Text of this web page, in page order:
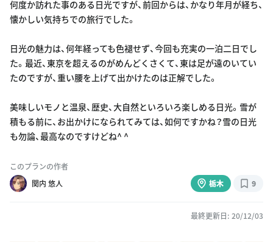
何度か訪れた事のある日光ですが、前回からは、かなり年月が経ち、
懐かしい気持ちでの旅行でした。
日光の魅力は、何年経っても色褪せず、今回も充実の一泊二日でし
た。最近、東京を超えるのがめんどくさくて、東は足が遠のいてい
たのですが、重い腰を上げて出かけたのは正解でした。
美味しいモノと温泉、歴史、大自然といろいろ楽しめる日光。雪が
積もる前に、お出かけになられてみては、如何ですかね？雪の日光
も勿論、最高なのですけどね^ ^
このプランの作者
関内 悠人
栃木 9
最終更新日: 20/12/03